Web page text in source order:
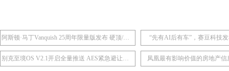
阿斯顿·马丁Vanquish 25周年限量版发布 硬顶/敞篷版共计限量50台 “先有AI后有车”，赛豆科技
别克至境OS V2.1开启全量推送 AES紧急避让功能首次上车 凤凰最有影响价值的房地产信